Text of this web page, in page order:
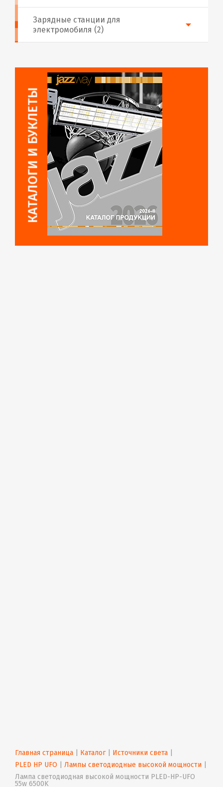
Зарядные станции для
электромобиля (2)
Главная страница Каталог | Источники света
PLED HP UFO
Лампы светодиодные высокой мощности
Лампа светодиодная высокой мощности PLED-HP-UFO
55w 6500K